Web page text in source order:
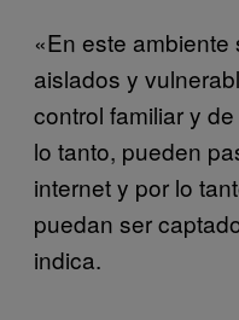
«En este
aislados y
control familiar y
lo tanto, pueden
internet y por lo
puedan ser
indica.